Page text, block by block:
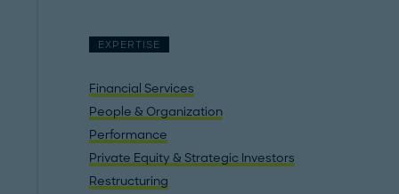
EXPERTISE
Financial Services
People & Organization
Performance
Private Equity & Strategic Investors
Restructuring